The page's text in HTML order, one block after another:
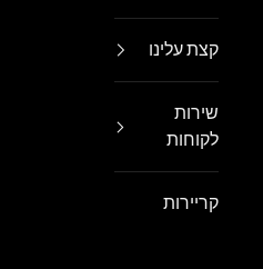
קצת עלינו
שירות
לקוחות
קריירות